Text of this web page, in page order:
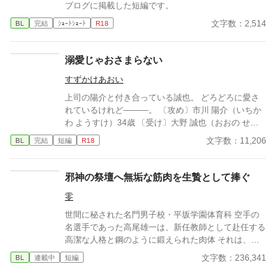
ブログに掲載した短編です。
BL 完結 ｼｮｰﾄｼｮｰﾄ R18 文字数：2,514
溺愛じゃおさまらない
すずかけあおい
上司の陽介と付き合っている誠也。 どろどろに愛さ
れているけれど―――。 〔攻め〕市川 陽介（いちか
わ ようすけ）34歳 〔受け〕大野 誠也（おおの せい
や）26歳
BL 完結 短編 R18 文字数：11,206
邪神の祭壇へ無垢な筋肉を生贄として捧ぐ
零
世間に秘された名門男子校・平坂学園体育科 空手の
名選手であった高尾雄一は、新任教師として赴任する
高潔な人格と鋼のように鍛えられた肉体 それは、学
園にとって最高の生贄の候補に他ならなかった 至高
の筋肉を持つ、精神を削られ意志をなくした青年を太
BL 連載中 短編 文字数：236,341